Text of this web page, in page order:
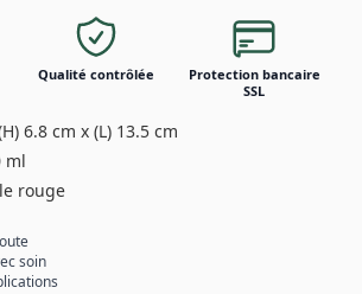
Qualité contrôlée
Protection bancaire
SSL
6.8 cm x (L) 13.5 cm
ml
rouge
soin